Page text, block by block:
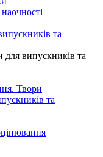
та
випускників та
Твори
та